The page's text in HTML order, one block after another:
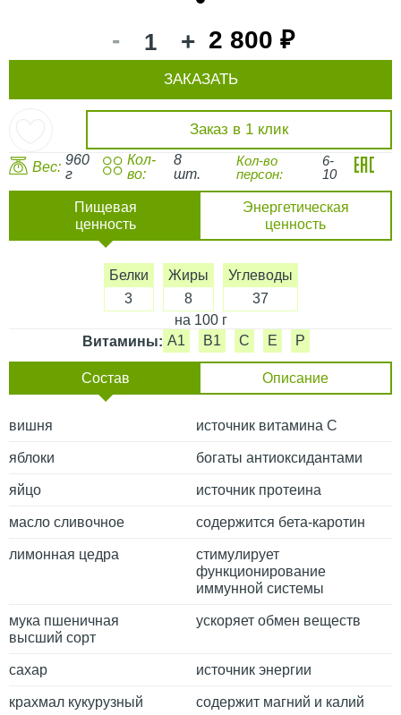
- + 2 800 ₽
Заказ в 1 клик
ЗАКАЗАТЬ
Вес: 960
г
Кол-
во:
8
шт.
Кол-во
персон:
6-
10
Пищевая
ценность
Энергетическая
ценность
Белки
3
Жиры
8
Углеводы
37
на 100 г
Витамины: A1 B1 C E P
Состав Описание
вишня источник витамина С
яблоки богаты антиоксидантами
яйцо источник протеина
масло сливочное содержится бета-каротин
лимонная цедра
стимулирует
функционирование
иммунной системы
мука пшеничная
высший сорт
ускоряет обмен веществ
сахар источник энергии
крахмал кукурузный содержит магний и калий